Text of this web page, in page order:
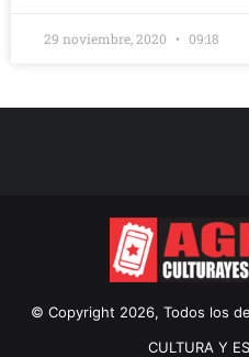
29 noviembre, 2020 09:18
© Copyright 2026, Todos los
CULTURA Y